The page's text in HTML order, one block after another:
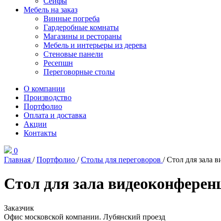
Мебель на заказ
Винные погреба
Гардеробные комнаты
Магазины и рестораны
Мебель и интерьеры из дерева
Стеновые панели
Ресепшн
Переговорные столы
О компании
Производство
Портфолио
Оплата и доставка
Акции
Контакты
0
Главная /Портфолио /Столы для переговоров /Стол для зала
Стол для зала
Заказчик
Офис московской компании. Лубянский проезд